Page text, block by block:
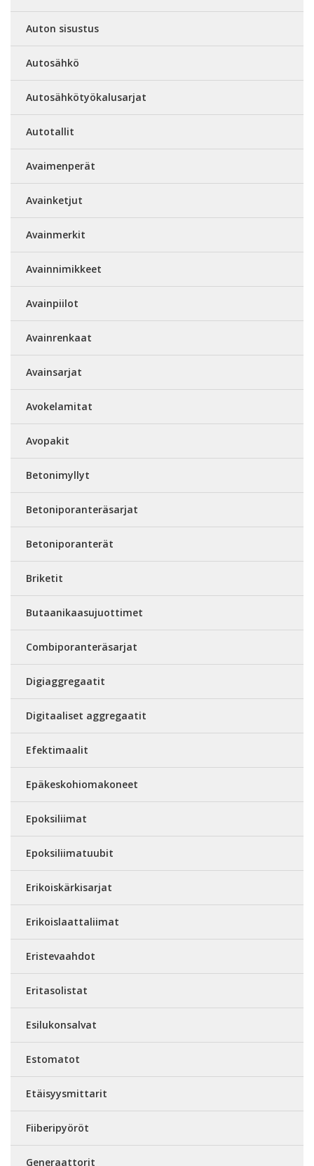
Auton sisustus
Autosähkö
Autosähkötyökalusarjat
Autotallit
Avaimenperät
Avainketjut
Avainmerkit
Avainnimikkeet
Avainpiilot
Avainrenkaat
Avainsarjat
Avokelamitat
Avopakit
Betonimyllyt
Betoniporanteräsarjat
Betoniporanterät
Briketit
Butaanikaasujuottimet
Combiporanteräsarjat
Digiaggregaatit
Digitaaliset aggregaatit
Efektimaalit
Epäkeskohiomakoneet
Epoksiliimat
Epoksiliimatuubit
Erikoiskärkisarjat
Erikoislaattaliimat
Eristevaahdot
Eritasolistat
Esilukonsalvat
Estomatot
Etäisyysmittarit
Fiiberipyöröt
Generaattorit